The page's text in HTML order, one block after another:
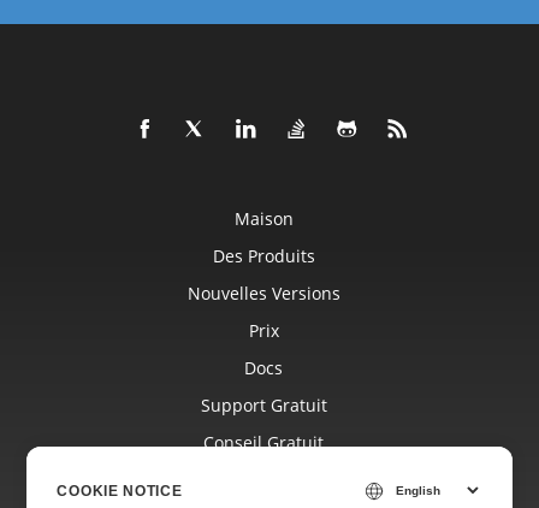
Maison
Des Produits
Nouvelles Versions
Prix
Docs
Support Gratuit
Conseil Gratuit
COOKIE NOTICE